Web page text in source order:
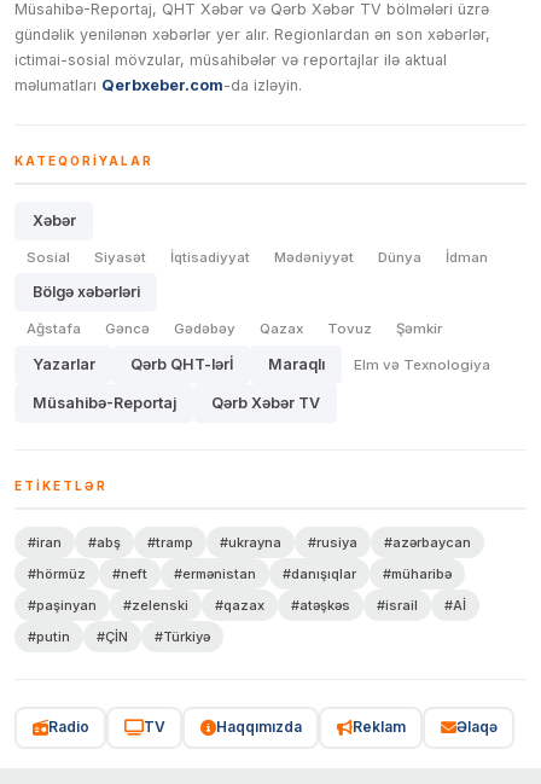
Müsahibə-Reportaj, QHT Xəbər və Qərb Xəbər TV bölmələri üzrə
gündəlik yenilənən xəbərlər yer alır. Regionlardan ən son xəbərlər,
ictimai-sosial mövzular, müsahibələr və reportajlar ilə aktual
məlumatları Qerbxeber.com-da izləyin.
KATEQORIYALAR
Xəbər
Sosial Siyasət İqtisadiyyat Mədəniyyət Dünya İdman
Bölgə xəbərləri
Ağstafa Gəncə Gədəbəy Qazax Tovuz Şəmkir
Yazarlar Qərb QHT-lərİ Maraqlı Elm və Texnologiya
Müsahibə-Reportaj Qərb Xəbər TV
ETIKETLƏR
#iran #abş #tramp #ukrayna #rusiya
#azərbaycan
#hörmüz
#neft #ermənistan #danışıqlar
#müharibə
#paşinyan
#zelenski #qazax #atəşkəs #israil
#Aİ
#putin
#ÇİN #Türkiyə
Radio TV Haqqımızda Reklam Əlaqə